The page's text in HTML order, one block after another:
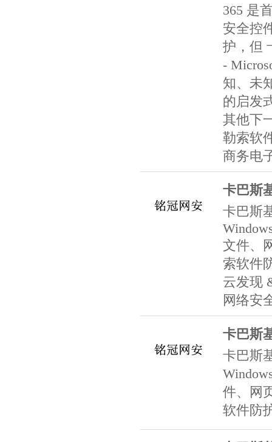
365 是
安全控
护，但
-
知、未
的启发
其他下
勒索软
商务电
卡巴斯
卡巴斯
文件、
索软件
云发现
网络安
卡巴斯
卡巴斯
件、网
软件防